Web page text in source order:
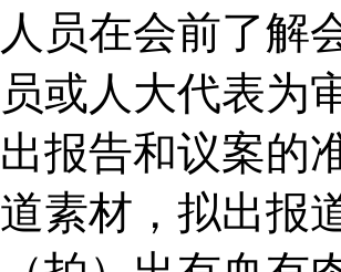
人员在会前了解
员或人大代表为
出报告和议案的
道素材，拟出报